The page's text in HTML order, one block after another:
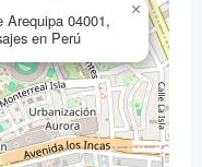
Arequipa 04001,
en Perú
×